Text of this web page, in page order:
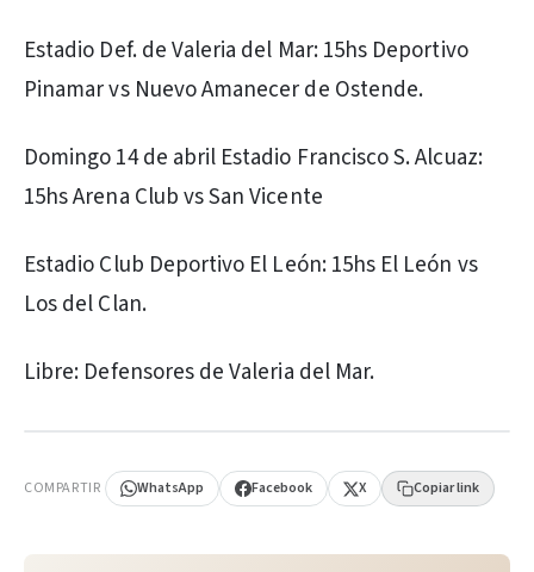
Estadio Def. de Valeria del Mar: 15hs Deportivo
Pinamar vs Nuevo Amanecer de Ostende.
Domingo 14 de abril Estadio Francisco S. Alcuaz:
15hs Arena Club vs San Vicente
Estadio Club Deportivo El León: 15hs El León vs
Los del Clan.
Libre: Defensores de Valeria del Mar.
COMPARTIR WhatsApp Facebook X Copiar link